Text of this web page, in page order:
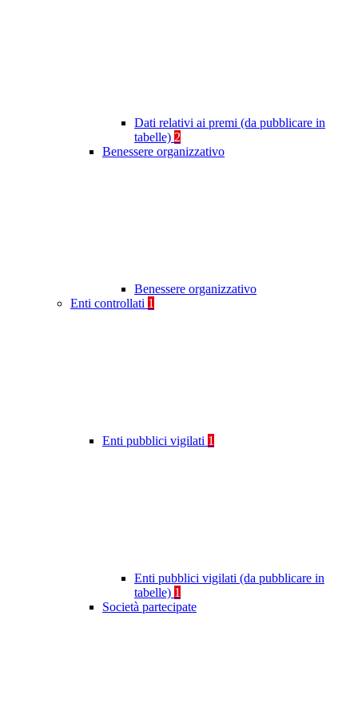
Dati relativi ai premi (da pubblicare in
tabelle) 2
Benessere organizzativo
Benessere organizzativo
Enti controllati 1
Enti pubblici vigilati 1
Enti pubblici vigilati (da pubblicare in
tabelle) 1
Società partecipate